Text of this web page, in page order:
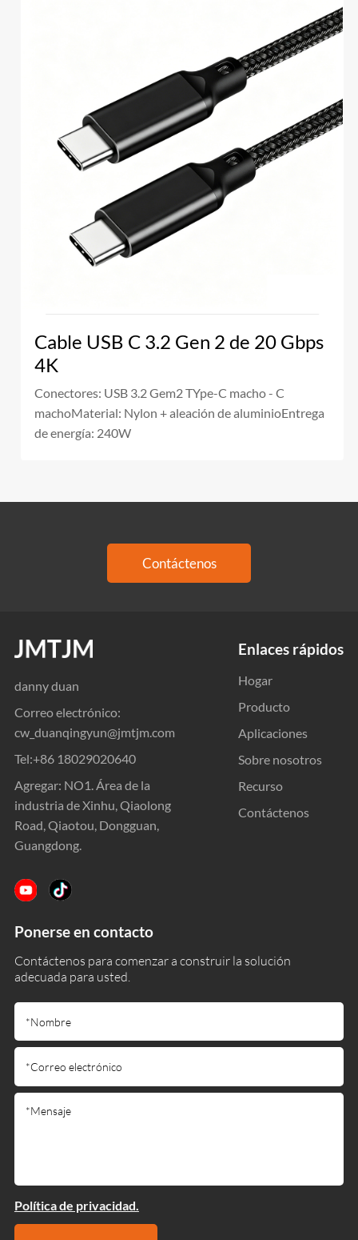
Cable USB C 3.2 Gen 2 de 20 Gbps
4K
Conectores: USB 3.2 Gem2 TYpe-C macho - C
machoMaterial: Nylon + aleación de aluminioEntrega
de energía: 240W
Contáctenos
danny duan
Correo electrónico:
cw_duanqingyun@jmtjm.com
Tel:+86 18029020640
Agregar: NO1. Área de la
industria de Xinhu, Qiaolong
Road, Qiaotou, Dongguan,
Guangdong.
Enlaces rápidos
Hogar
Producto
Aplicaciones
Sobre nosotros
Recurso
Contáctenos
Ponerse en contacto
Contáctenos para comenzar a construir la solución
adecuada para usted.
Política de privacidad.